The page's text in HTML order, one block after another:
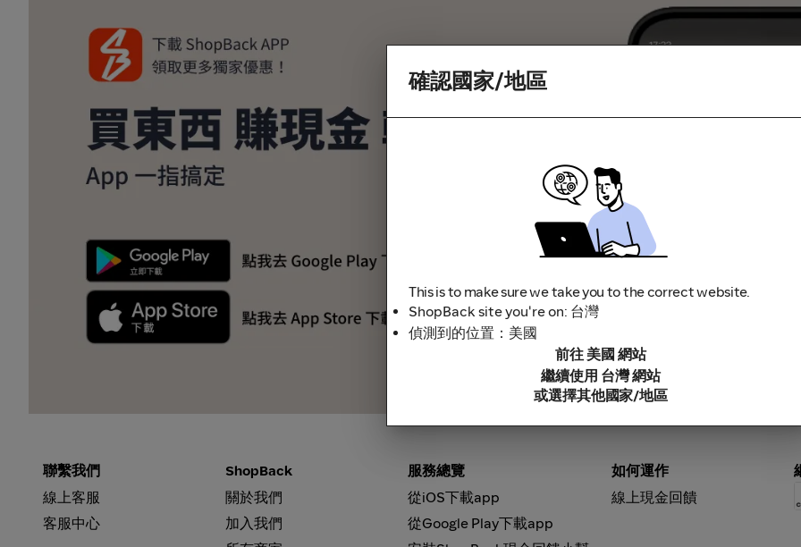
聯繫我們
線上客服
客服中心
ShopBack
關於我們
加入我們
服務總覽
從iOS下載app
從Google Play下載app
如何運作
線上現金回饋
確認國家/地區
This is to make sure we take you to the correct website.
ShopBack site you're on: 台灣
偵測到的位置：美國
前往 美國 網站
繼續使用 台灣 網站
或選擇其他國家/地區